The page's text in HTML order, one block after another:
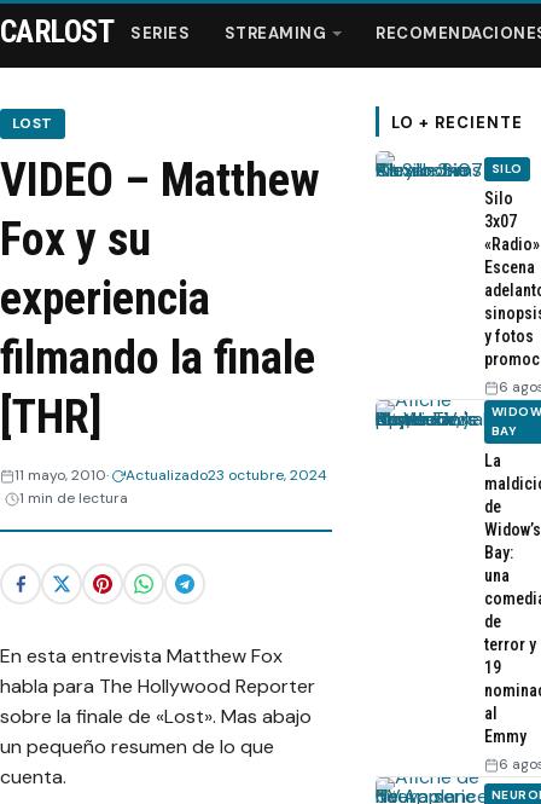
Series
Streaming
Recomendaciones
CARLOST SERIES STREAMING
LOST
VIDEO – Matthew
Fox y su
experiencia
filmando la finale
[THR]
11 mayo, 2010 Actualizado23 octubre, 2024
1 min de lectura
En esta entrevista Matthew Fox
habla para The Hollywood Reporter
sobre la finale de «Lost». Mas abajo
un pequeño resumen de lo que
cuenta.
LO + RECIENTE
SILO
Silo
3x07
Escena
y fotos
6
BAY
La
de
Widow’s
Bay:
una
de
terror y
19
al
Emmy
6